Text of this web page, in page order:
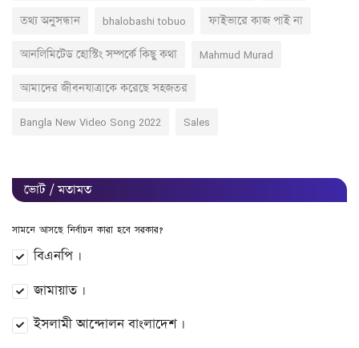
তথ্য অনুসন্ধান bhalobashi tobuo ফাইভারে কাজ পাই না
আনলিমিটেড হোস্টিং সম্পর্কে কিছু কথা Mahmud Murad
আমাদের জীবনযাত্রাকে করেছে সহজতর
Bangla New Video Song 2022 Sales
ভোট / মতামত
সামনে আসছে নির্বাচন কারা হবে সরকার?
বিএনপি ।
জামায়াত ।
ইসলামী আন্দোলন বাংলাদেশ ।